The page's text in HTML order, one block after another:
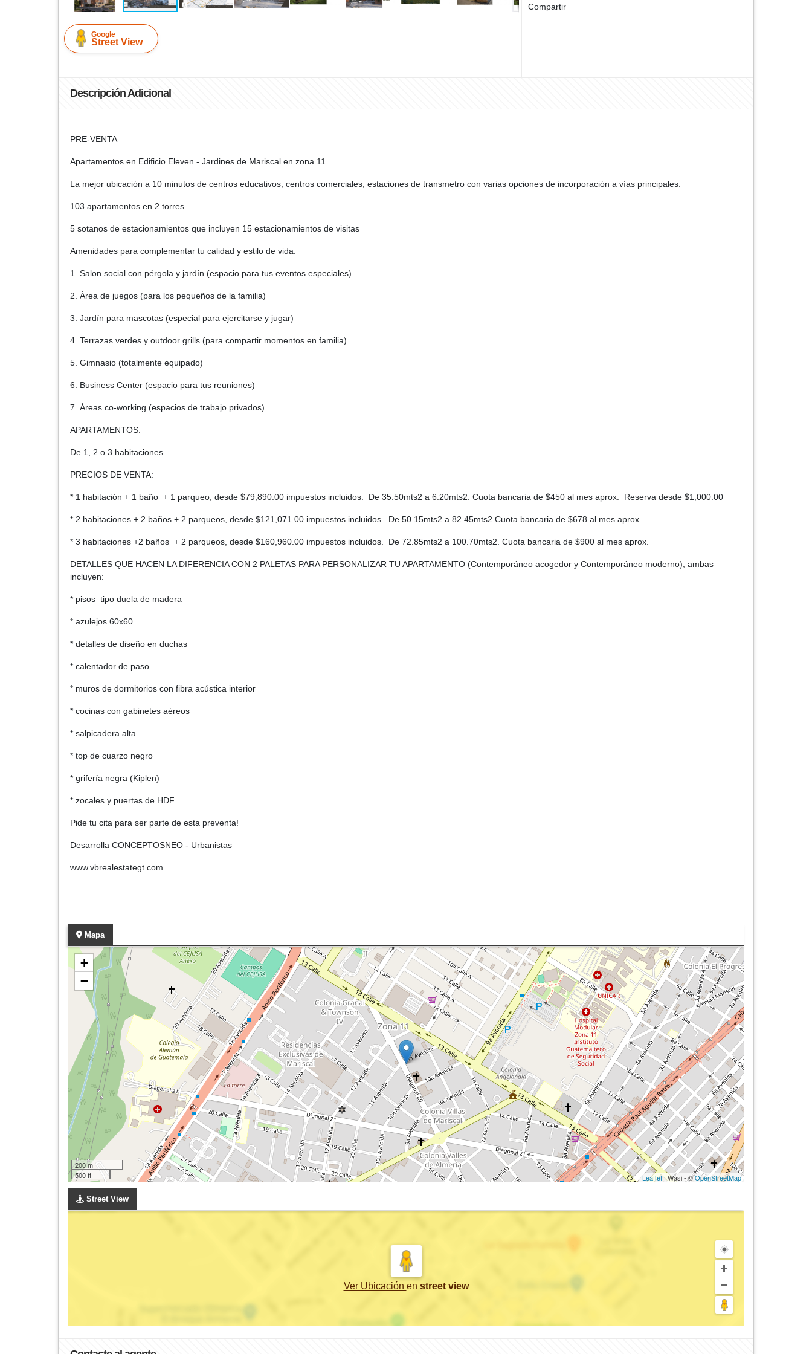
Google
Street View
Compartir
Descripción Adicional
PRE-VENTA
Apartamentos en Edificio Eleven - Jardines de Mariscal en zona 11
La mejor ubicación a 10 minutos de centros educativos, centros comerciales, estaciones de transmetro con varias opciones de incorporación a vías principales.
103 apartamentos en 2 torres
5 sotanos de estacionamientos que incluyen 15 estacionamientos de visitas
Amenidades para complementar tu calidad y estilo de vida:
1. Salon social con pérgola y jardín (espacio para tus eventos especiales)
2. Área de juegos (para los pequeños de la familia)
3. Jardín para mascotas (especial para ejercitarse y jugar)
4. Terrazas verdes y outdoor grills (para compartir momentos en familia)
5. Gimnasio (totalmente equipado)
6. Business Center (espacio para tus reuniones)
7. Áreas co-working (espacios de trabajo privados)
APARTAMENTOS:
De 1, 2 o 3 habitaciones
PRECIOS DE VENTA:
* 1 habitación + 1 baño + 1 parqueo, desde $79,890.00 impuestos incluidos. De 35.50mts2 a 6.20mts2. Cuota bancaria de $450 al mes aprox. Reserva desde $1,000.00
* 2 habitaciones + 2 baños + 2 parqueos, desde $121,071.00 impuestos incluidos. De 50.15mts2 a 82.45mts2 Cuota bancaria de $678 al mes aprox.
* 3 habitaciones +2 baños + 2 parqueos, desde $160,960.00 impuestos incluidos. De 72.85mts2 a 100.70mts2. Cuota bancaria de $900 al mes aprox.
DETALLES QUE HACEN LA DIFERENCIA CON 2 PALETAS PARA PERSONALIZAR TU APARTAMENTO (Contemporáneo acogedor y Contemporáneo moderno), ambas
incluyen:
* pisos tipo duela de madera
* azulejos 60x60
* detalles de diseño en duchas
* calentador de paso
* muros de dormitorios con fibra acústica interior
* cocinas con gabinetes aéreos
* salpicadera alta
* top de cuarzo negro
* grifería negra (Kiplen)
* zocales y puertas de HDF
Pide tu cita para ser parte de esta preventa!
Desarrolla CONCEPTOSNEO - Urbanistas
www.vbrealestategt.com
Mapa
+
−
200 m
500 ft
Leaflet| Wasi - ©OpenStreetMap
Street View
Ver Ubicación en street view